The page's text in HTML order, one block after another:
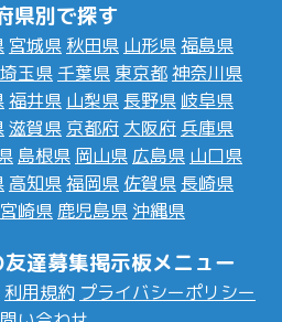
県別で探す
宮城県 秋田県 山形県福島県
埼玉県 千葉県 東京都神奈川県
福井県 山梨県 長野県 岐阜県
滋賀県 京都府 大阪府 兵庫県
島根県 岡山県 広島県 山口県
高知県福岡県 佐賀県 長崎県
宮崎県 鹿児島県 沖縄県
達募集掲示板メニュー
利用規約 プライバシーポリシー